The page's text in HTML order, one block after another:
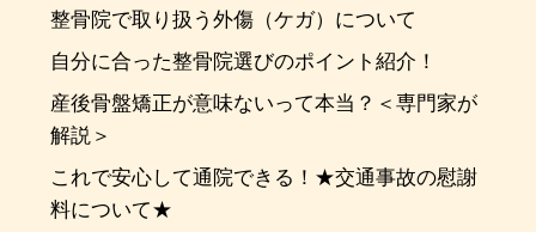
整骨院で取り扱う外傷（ケガ）について
自分に合った整骨院選びのポイント紹介！
産後骨盤矯正が意味ないって本当？＜専門家が
解説＞
これで安心して通院できる！★交通事故の慰謝
料について★